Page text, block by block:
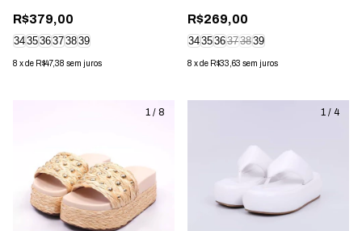
R$379,00
343536373839
8 xde R$47,38 sem juros
R$269,00
343536373839
8 xde R$33,63 sem juros
1 / 8 1 / 4